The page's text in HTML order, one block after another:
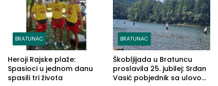
BRATUNAC
Heroji Rajske plaže:
Spasioci u jednom danu
spasili tri života
BRATUNAC
Škobljijada u Bratuncu
proslavila 25. jubilej: Srđan
Vasić pobjednik sa ulovom